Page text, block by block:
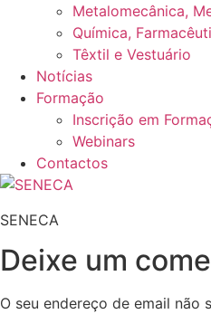
Metalomecânica,
Química,
Têxtil e Vestuário
Notícias
Formação
Inscrição em
Webinars
Contactos
SENECA
Deixe um
O seu endereço de email não